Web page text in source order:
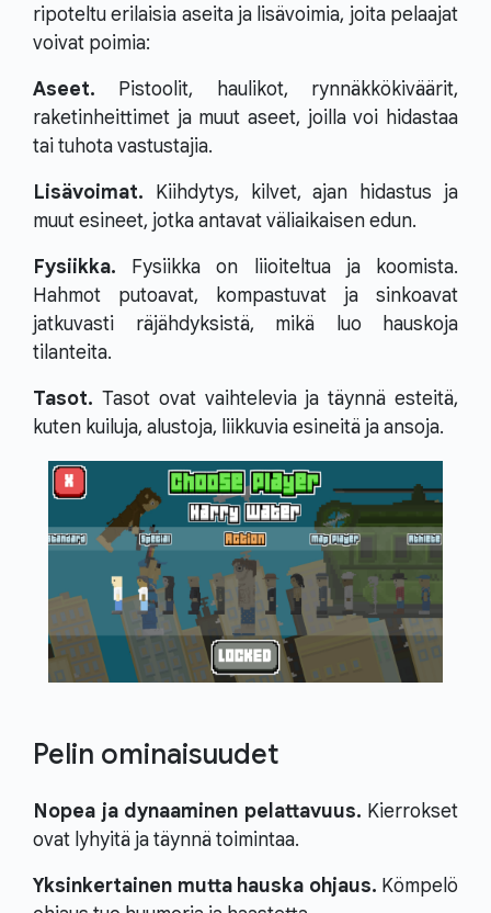
ripoteltu erilaisia aseita ja lisävoimia, joita pelaajat
voivat poimia:
Aseet. Pistoolit, haulikot, rynnäkkökiväärit,
raketinheittimet ja muut aseet, joilla voi hidastaa
tai tuhota vastustajia.
Lisävoimat. Kiihdytys, kilvet, ajan hidastus ja
muut esineet, jotka antavat väliaikaisen edun.
Fysiikka. Fysiikka on liioiteltua ja koomista.
Hahmot putoavat, kompastuvat ja sinkoavat
jatkuvasti räjähdyksistä, mikä luo hauskoja
tilanteita.
Tasot. Tasot ovat vaihtelevia ja täynnä esteitä,
kuten kuiluja, alustoja, liikkuvia esineitä ja ansoja.
Pelin ominaisuudet
Nopea ja dynaaminen pelattavuus. Kierrokset
ovat lyhyitä ja täynnä toimintaa.
Yksinkertainen mutta hauska ohjaus. Kömpelö